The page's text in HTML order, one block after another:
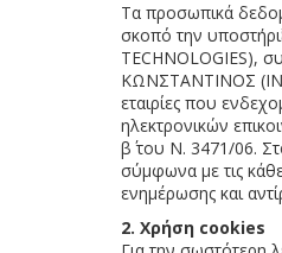
Τα προσωπικά
σκοπό την
TECHNOLOGIES),
ΚΩΝΣΤΑΝΤΙΝΟΣ
εταιρίες που
ηλεκτρονικών
β΄ του Ν. 3471/06.
σύμφωνα με τις
ενημέρωσης και
2. Χρήση cookies